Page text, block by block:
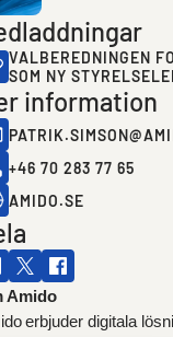
VALBEREDNINGEN
SOM NY
information
+46 70 283 77 65
AMIDO.SE
Amido
erbjuder digitala